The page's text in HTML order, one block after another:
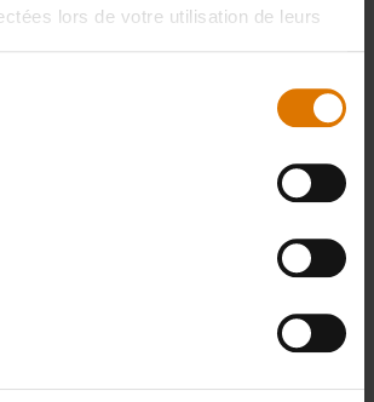
lors de votre utilisation de leurs